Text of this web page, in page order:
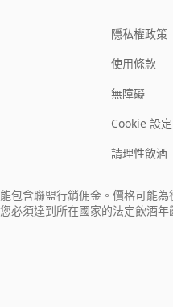
隱私權政策
使用條款
無障礙
Cookie 設定
請理性飲酒
包含聯盟行銷佣金。價格可能
必須達到所在國家的法定飲酒年